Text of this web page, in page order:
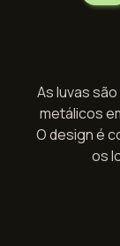
As luvas
metálicos
O design é
os